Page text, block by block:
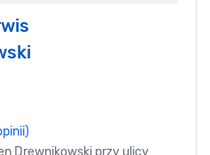
Drewnikowski przy ulicy